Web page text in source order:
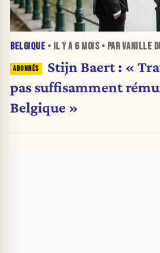
BELGIQUE • IL Y A 6 MOIS• PAR VANILLE
Stijn Baert : «
pas suffisamment
Belgique »